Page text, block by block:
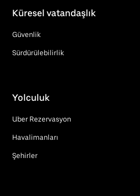
Küresel vatandaşlık
Güvenlik
Sürdürülebilirlik
Yolculuk
Uber Rezervasyon
Havalimanları
Şehirler